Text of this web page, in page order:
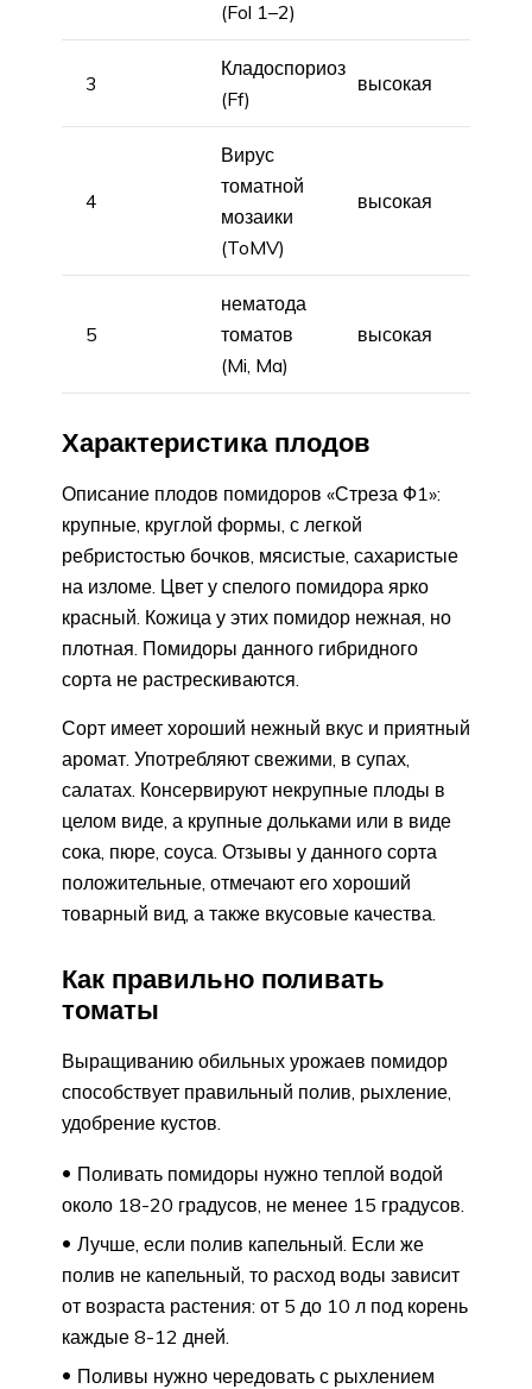
(Fol 1–2)
3
Кладоспориоз
(Ff)
высокая
4
Вирус
томатной
мозаики
(ToMV)
высокая
5
нематода
томатов
(Mi, Ma)
высокая
Характеристика плодов
Описание плодов помидоров «Стреза Ф1»:
крупные, круглой формы, с легкой
ребристостью бочков, мясистые, сахаристые
на изломе. Цвет у спелого помидора ярко
красный. Кожица у этих помидор нежная, но
плотная. Помидоры данного гибридного
сорта не растрескиваются.
Сорт имеет хороший нежный вкус и приятный
аромат. Употребляют свежими, в супах,
салатах. Консервируют некрупные плоды в
целом виде, а крупные дольками или в виде
сока, пюре, соуса. Отзывы у данного сорта
положительные, отмечают его хороший
товарный вид, а также вкусовые качества.
Как правильно поливать
томаты
Выращиванию обильных урожаев помидор
способствует правильный полив, рыхление,
удобрение кустов.
Поливать помидоры нужно теплой водой
около 18-20 градусов, не менее 15 градусов.
Лучше, если полив капельный. Если же
полив не капельный, то расход воды зависит
от возраста растения: от 5 до 10 л под корень
каждые 8-12 дней.
Поливы нужно чередовать с рыхлением